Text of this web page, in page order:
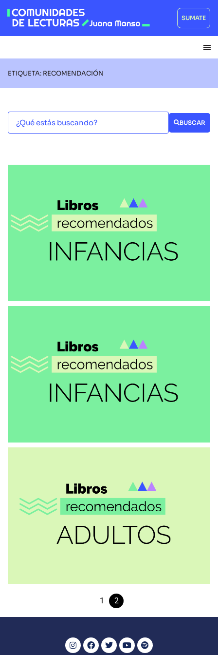
SUMATE
ETIQUETA: RECOMENDACIÓN
BUSCAR
RECOMENDACIONES
VER MÁS
RECOMENDACIONES
VER MÁS
RECOMENDACIONES
Miseria
VER MÁS
1 2